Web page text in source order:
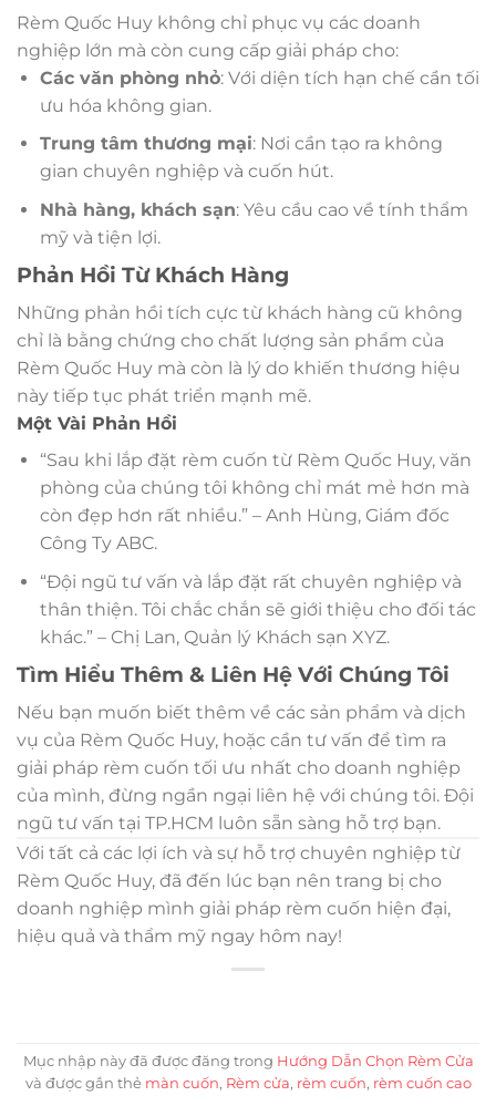
Rèm Quốc Huy không chỉ phục vụ các doanh
nghiệp lớn mà còn cung cấp giải pháp cho:
Các văn phòng nhỏ: Với diện tích hạn chế cần tối
ưu hóa không gian.
Trung tâm thương mại: Nơi cần tạo ra không
gian chuyên nghiệp và cuốn hút.
Nhà hàng, khách sạn: Yêu cầu cao về tính thẩm
mỹ và tiện lợi.
Phản Hồi Từ Khách Hàng
Những phản hồi tích cực từ khách hàng cũ không
chỉ là bằng chứng cho chất lượng sản phẩm của
Rèm Quốc Huy mà còn là lý do khiến thương hiệu
này tiếp tục phát triển mạnh mẽ.
Một Vài Phản Hồi
“Sau khi lắp đặt rèm cuốn từ Rèm Quốc Huy, văn
phòng của chúng tôi không chỉ mát mẻ hơn mà
còn đẹp hơn rất nhiều.” – Anh Hùng, Giám đốc
Công Ty ABC.
“Đội ngũ tư vấn và lắp đặt rất chuyên nghiệp và
thân thiện. Tôi chắc chắn sẽ giới thiệu cho đối tác
khác.” – Chị Lan, Quản lý Khách sạn XYZ.
Tìm Hiểu Thêm & Liên Hệ Với Chúng Tôi
Nếu bạn muốn biết thêm về các sản phẩm và dịch
vụ của Rèm Quốc Huy, hoặc cần tư vấn để tìm ra
giải pháp rèm cuốn tối ưu nhất cho doanh nghiệp
của mình, đừng ngần ngại liên hệ với chúng tôi. Đội
ngũ tư vấn tại TP.HCM luôn sẵn sàng hỗ trợ bạn.
Với tất cả các lợi ích và sự hỗ trợ chuyên nghiệp từ
Rèm Quốc Huy, đã đến lúc bạn nên trang bị cho
doanh nghiệp mình giải pháp rèm cuốn hiện đại,
hiệu quả và thẩm mỹ ngay hôm nay!
Mục nhập này đã được đăng trong Hướng Dẫn Chọn Rèm Cửa
và được gắn thẻ màn cuốn, Rèm cửa, rèm cuốn, rèm cuốn cao